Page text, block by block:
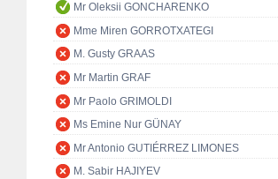
Mr Oleksii GONCHARENKO
Mme Miren GORROTXATEGI
M. Gusty GRAAS
Mr Martin GRAF
Mr Paolo GRIMOLDI
Ms Emine Nur GÜNAY
Mr Antonio GUTIÉRREZ LIMONES
M. Sabir HAJIYEV